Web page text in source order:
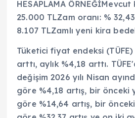
HESAPLAMA
25.000 TLZam oranı: %
8.107 TLZamlı yeni kira
Tüketici fiyat endeksi (TÜFE)
arttı, aylık %4,18 arttı.
değişim 2026 yılı Nisan
göre %4,18 artış, bir önceki
göre %14,64 artış, bir önceki